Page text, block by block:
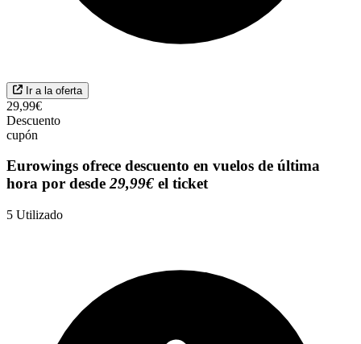
Ir a la oferta
29,99€
Descuento
cupón
Eurowings ofrece descuento en vuelos de última
hora por desde29,99€ el ticket
5 Utilizado